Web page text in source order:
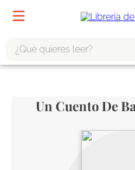
Un Cuento De
harry potter